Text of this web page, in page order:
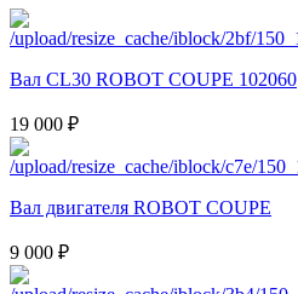
Вал CL30 ROBOT COUPE 102060
19 000 ₽
Вал двигателя ROBOT COUPE
9 000 ₽